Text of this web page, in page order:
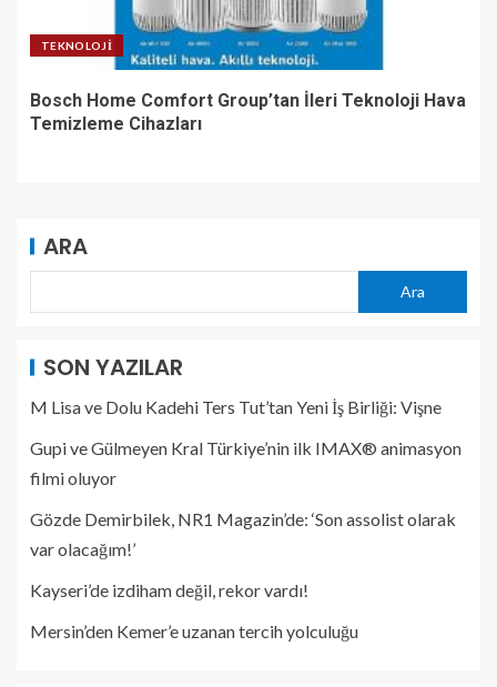
TEKNOLOJI
Bosch Home Comfort Group’tan İleri Teknoloji Hava
Temizleme Cihazları
ARA
Ara
SON YAZILAR
M Lisa ve Dolu Kadehi Ters Tut’tan Yeni İş Birliği: Vişne
Gupi ve Gülmeyen Kral Türkiye’nin ilk IMAX® animasyon
filmi oluyor
Gözde Demirbilek, NR1 Magazin’de: ‘Son assolist olarak
var olacağım!’
Kayseri’de izdiham değil, rekor vardı!
Mersin’den Kemer’e uzanan tercih yolculuğu